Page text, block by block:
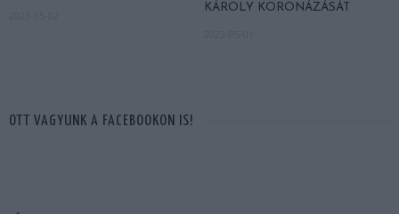
KÁROLY KORONÁZÁSÁT
OTT VAGYUNK A FACEBOOKON IS!